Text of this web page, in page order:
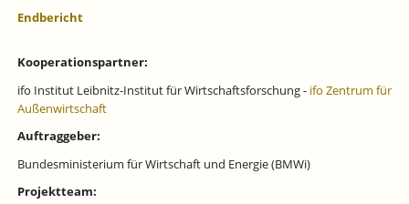
Endbericht
Kooperationspartner:
ifo Institut Leibnitz-Institut für Wirtschaftsforschung - ifo Zentrum für
Außenwirtschaft
Auftraggeber:
Bundesministerium für Wirtschaft und Energie (BMWi)
Projektteam: